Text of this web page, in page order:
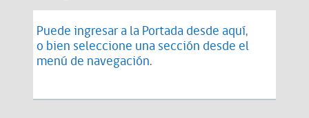
Puede ingresar a la Portada desde aquí,
o bien seleccione una sección desde el
menú de navegación.